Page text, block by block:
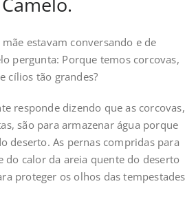
estavam conversando e de
pergunta: Porque temos corcovas,
cílios tão grandes?
responde dizendo que as corcovas,
são para armazenar água porque
deserto. As pernas compridas para
do calor da areia quente do deserto
proteger os olhos das tempestades